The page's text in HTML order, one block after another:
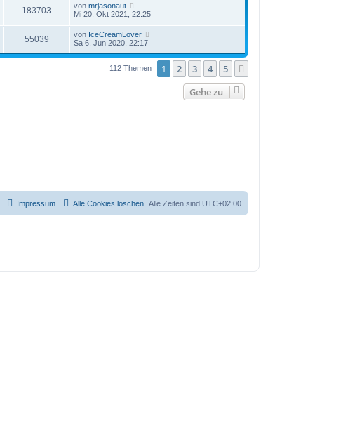
183703 von mrjasonaut
Mi 20. Okt 2021, 22:25
55039 von IceCreamLover
Sa 6. Jun 2020, 22:17
112 Themen 1 2 3 4 5
Gehe zu
Alle Zeiten sind UTC+02:00
Alle Cookies löschen
Impressum